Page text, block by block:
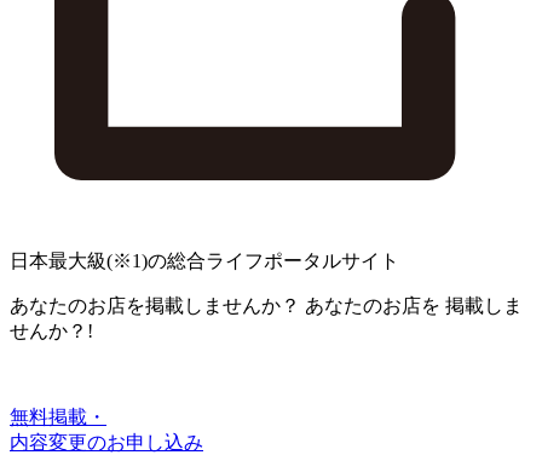
日本最大級(※1)の総合ライフポータルサイト
あなたのお店を掲載しませんか？ あなたのお店を 掲載しま
せんか？!
無料掲載・
内容変更のお申し込み